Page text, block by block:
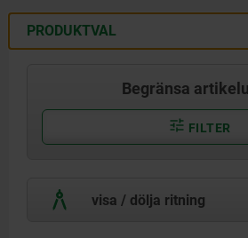
PRODUKTVAL
Begränsa
FILTER
visa / dölja ritning